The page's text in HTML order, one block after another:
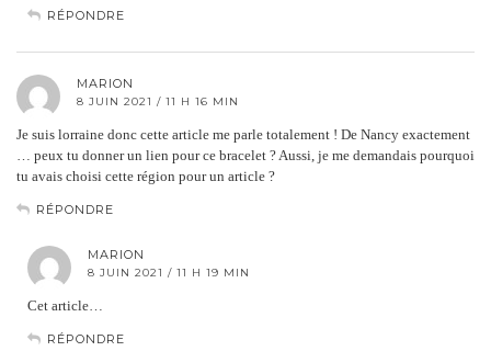
RÉPONDRE
MARION
8 JUIN 2021 / 11 H 16 MIN
Je suis lorraine donc cette article me parle totalement ! De Nancy exactement
… peux tu donner un lien pour ce bracelet ? Aussi, je me demandais pourquoi
tu avais choisi cette région pour un article ?
RÉPONDRE
MARION
8 JUIN 2021 / 11 H 19 MIN
Cet article…
RÉPONDRE